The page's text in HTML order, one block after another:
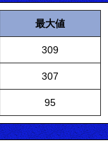
最大値
309
307
95